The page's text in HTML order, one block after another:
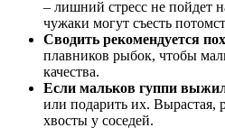
– лишний стресс не пойдет
чужаки могут съесть
Сводить рекомендуется
плавников рыбок, чтобы
качества.
Если мальков гуппи
или подарить их. Вырастая,
хвосты у соседей.